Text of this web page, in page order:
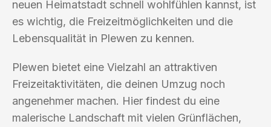
neuen Heimatstadt schnell wohlfühlen kannst, ist
es wichtig, die Freizeitmöglichkeiten und die
Lebensqualität in Plewen zu kennen.
Plewen bietet eine Vielzahl an attraktiven
Freizeitaktivitäten, die deinen Umzug noch
angenehmer machen. Hier findest du eine
malerische Landschaft mit vielen Grünflächen,